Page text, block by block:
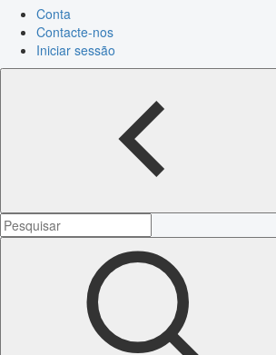
Conta
Contacte-nos
Iniciar sessão